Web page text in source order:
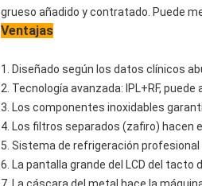
grueso añadido y contratado. Puede
Ventajas
1. Diseñado según los datos clínicos
2. Tecnología avanzada: IPL+RF,
3. Los componentes inoxidables
4. Los filtros separados (zafiro) hacen
5. Sistema de refrigeración profesional
6. La pantalla grande del LCD del tacto